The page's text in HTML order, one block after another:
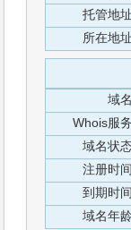
托管地址
所在地址
域
Whois服务
域名状态
注册时间
到期时间
域名年龄